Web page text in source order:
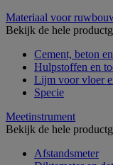
Materiaal voor
Bekijk de hele
Cement, beton
Hulpstoffen en
Lijm voor vloer
Specie
Meetinstrument
Bekijk de hele
Afstandsmeter